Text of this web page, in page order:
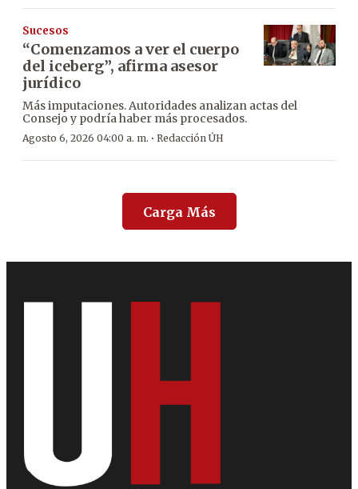
Sucesos
“Comenzamos a ver el cuerpo
del iceberg”, afirma asesor
jurídico
Más imputaciones. Autoridades analizan actas del
Consejo y podría haber más procesados.
Agosto 6, 2026 04:00 a. m. · Redacción ÚH
Carga Más